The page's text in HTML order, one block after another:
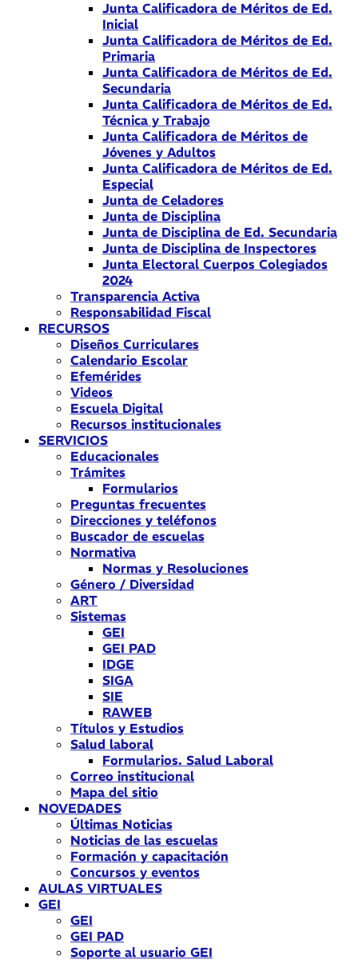
Junta Calificadora de Méritos de Ed.
Inicial
Junta Calificadora de Méritos de Ed.
Primaria
Junta Calificadora de Méritos de Ed.
Secundaria
Junta Calificadora de Méritos de Ed.
Técnica y Trabajo
Junta Calificadora de Méritos de
Jóvenes y Adultos
Junta Calificadora de Méritos de Ed.
Especial
Junta de Celadores
Junta de Disciplina
Junta de Disciplina de Ed. Secundaria
Junta de Disciplina de Inspectores
Junta Electoral Cuerpos Colegiados
2024
Transparencia Activa
Responsabilidad Fiscal
RECURSOS
Diseños Curriculares
Calendario Escolar
Efemérides
Videos
Escuela Digital
Recursos institucionales
SERVICIOS
Educacionales
Trámites
Formularios
Preguntas frecuentes
Direcciones y teléfonos
Buscador de escuelas
Normativa
Normas y Resoluciones
Género / Diversidad
ART
Sistemas
GEI
GEI PAD
IDGE
SIGA
SIE
RAWEB
Títulos y Estudios
Salud laboral
Formularios. Salud Laboral
Correo institucional
Mapa del sitio
NOVEDADES
Últimas Noticias
Noticias de las escuelas
Formación y capacitación
Concursos y eventos
AULAS VIRTUALES
GEI
GEI
GEI PAD
Soporte al usuario GEI